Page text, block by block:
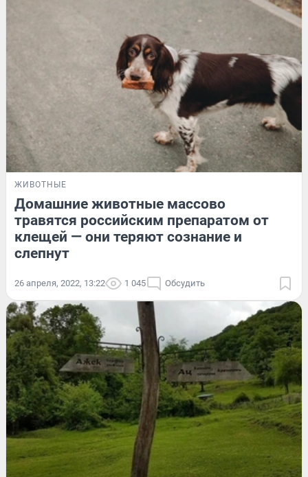
ЖИВОТНЫЕ
Домашние животные массово
травятся российским препаратом от
клещей — они теряют сознание и
слепнут
26 апреля, 2022, 13:22 1 045 Обсудить